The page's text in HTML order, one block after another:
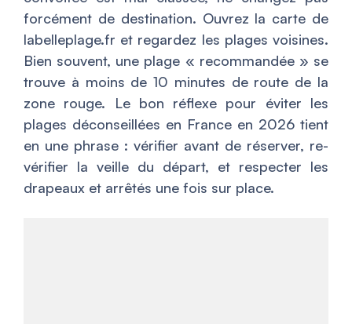
forcément de destination. Ouvrez la carte de
labelleplage.fr et regardez les plages voisines.
Bien souvent, une plage « recommandée » se
trouve à moins de 10 minutes de route de la
zone rouge. Le bon réflexe pour éviter les
plages déconseillées en France en 2026 tient
en une phrase : vérifier avant de réserver, re-
vérifier la veille du départ, et respecter les
drapeaux et arrêtés une fois sur place.